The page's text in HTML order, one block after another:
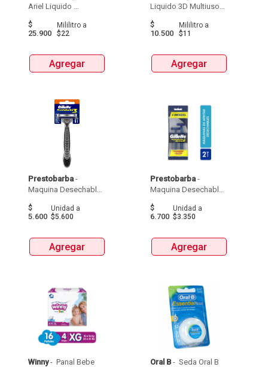
Ariel Liquido
$
25.900
Mililitroa
$22
Agregar
Liquido 3D Multiusos
$
10.500
Mililitroa
$11
Agregar
Prestobarba -
Maquina Desechable
$
5.600
Unidad a
$5.600
Agregar
Prestobarba -
Maquina Desechable
$
6.700
Unidad a
$3.350
Agregar
Winny - Panal Bebe
Oral B - Seda Oral B